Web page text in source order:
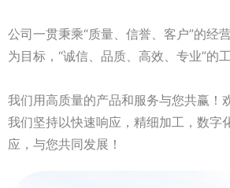
公司一贯秉乘“质量、信誉、客户”的经
为目标，“诚信、品质、高效、专业”的工
我们用高质量的产品和服务与您共赢！
我们坚持以快速响应，精细加工，数字
应，与您共同发展！